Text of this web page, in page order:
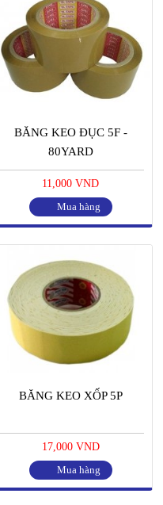
BĂNG KEO ĐỤC 5F -
80YARD
11,000 VND
Mua hàng
BĂNG KEO XỐP 5P
17,000 VND
Mua hàng